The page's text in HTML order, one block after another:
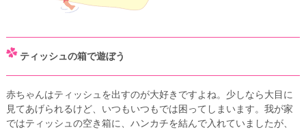
ティッシュの箱で遊ぼう
赤ちゃんはティッシュを出すのが大好きですよね。少しなら大目に
見てあげられるけど、いつもいつもでは困ってしまいます。我が家
ではティッシュの空き箱に、ハンカチを結んで入れていましたが、